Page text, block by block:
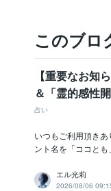
このブロ
【重要なお知
＆「霊的感性
占い
いつもご利用頂き
ント名を「ココと
エル光莉
2026/08/06